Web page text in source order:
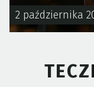
2 października